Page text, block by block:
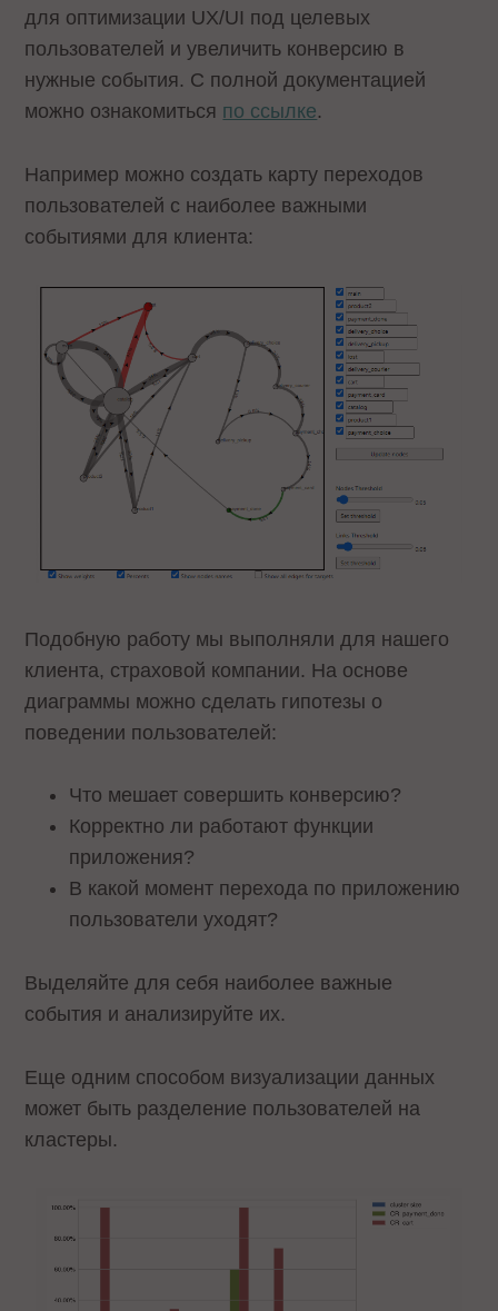
для оптимизации UX/UI под целевых
пользователей и увеличить конверсию в
нужные события. С полной документацией
можно ознакомиться по ссылке.
Например можно создать карту переходов
пользователей с наиболее важными
событиями для клиента:
Подобную работу мы выполняли для нашего
клиента, страховой компании. На основе
диаграммы можно сделать гипотезы о
поведении пользователей:
Что мешает совершить конверсию?
Корректно ли работают функции
приложения?
В какой момент перехода по приложению
пользователи уходят?
Выделяйте для себя наиболее важные
события и анализируйте их.
Еще одним способом визуализации данных
может быть разделение пользователей на
кластеры.